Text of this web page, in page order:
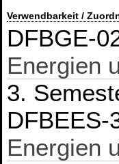
Verwendbarkeit /
DFBGE-
Energien
3.
DFBEES-
Energien